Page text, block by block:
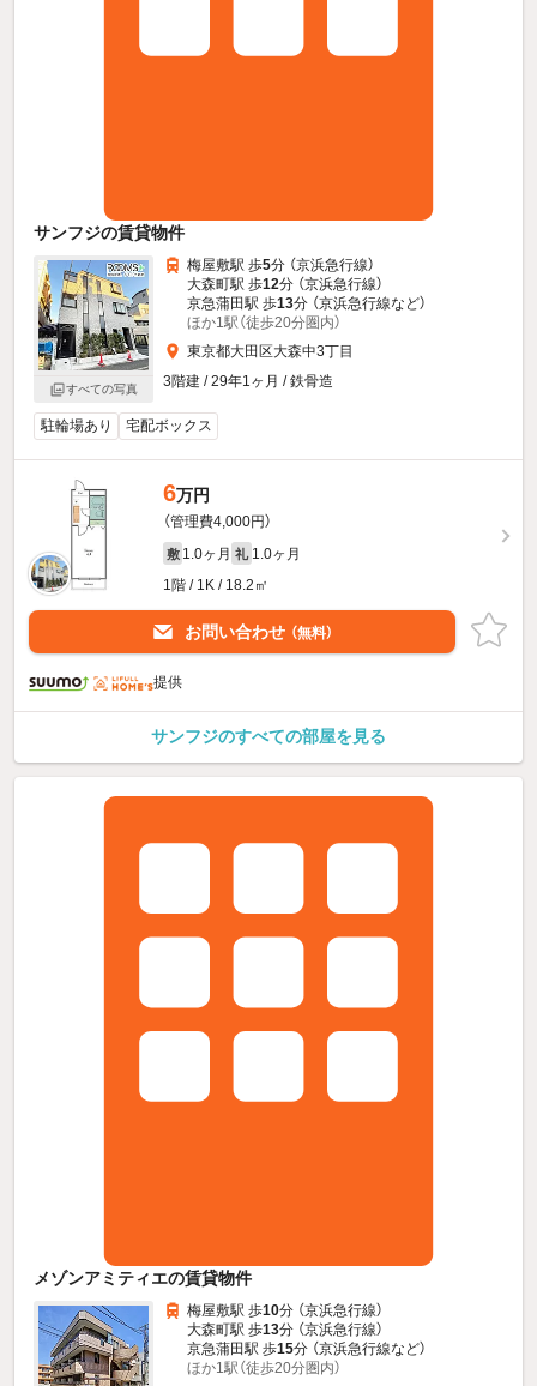
サンフジの賃貸物件
すべての写真
梅屋敷駅 歩5分 （京浜急行線）
大森町駅 歩12分 （京浜急行線）
京急蒲田駅 歩13分 （京浜急行線など）
ほか1駅（徒歩20分圏内）
東京都大田区大森中3丁目
3階建 / 29年1ヶ月 / 鉄骨造
駐輪場あり 宅配ボックス
6万円
（管理費4,000円）
敷 1.0ヶ月 礼 1.0ヶ月
1階 / 1K / 18.2㎡
お問い合わせ （無料）
提供
サンフジのすべての部屋を見る
メゾンアミティエの賃貸物件
梅屋敷駅 歩10分 （京浜急行線）
大森町駅 歩13分 （京浜急行線）
京急蒲田駅 歩15分 （京浜急行線など）
ほか1駅（徒歩20分圏内）